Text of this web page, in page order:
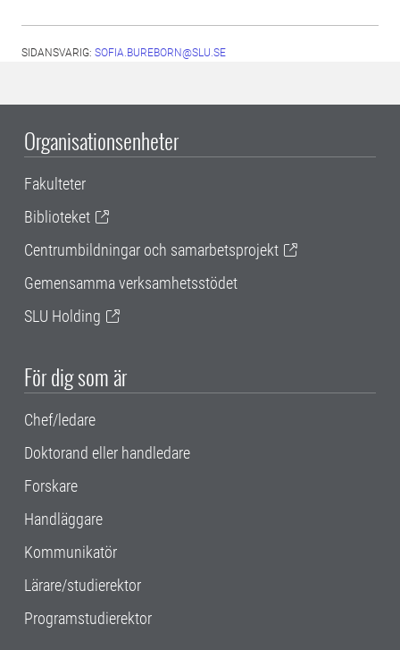
SIDANSVARIG: SOFIA.BUREBORN@SLU.SE
Organisationsenheter
Fakulteter
Biblioteket
Centrumbildningar och samarbetsprojekt
Gemensamma verksamhetsstödet
SLU Holding
För dig som är
Chef/ledare
Doktorand eller handledare
Forskare
Handläggare
Kommunikatör
Lärare/studierektor
Programstudierektor